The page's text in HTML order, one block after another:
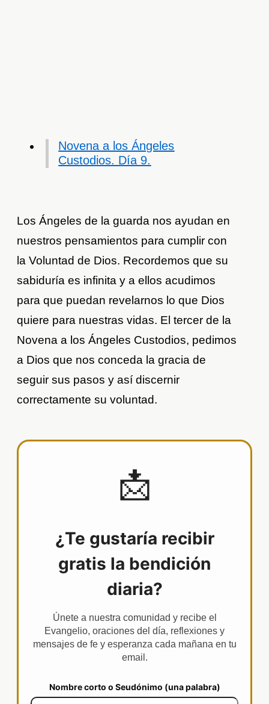
Novena a los Ángeles
Custodios. Día 9.
Los Ángeles de la guarda nos ayudan en
nuestros pensamientos para cumplir con
la Voluntad de Dios. Recordemos que su
sabiduría es infinita y a ellos acudimos
para que puedan revelarnos lo que Dios
quiere para nuestras vidas. El tercer de la
Novena a los Ángeles Custodios, pedimos
a Dios que nos conceda la gracia de
seguir sus pasos y así discernir
correctamente su voluntad.
📩
¿Te gustaría recibir
gratis la bendición
diaria?
Únete a nuestra comunidad y recibe el
Evangelio, oraciones del día, reflexiones y
mensajes de fe y esperanza cada mañana en tu
email.
Nombre corto o Seudónimo (una palabra)